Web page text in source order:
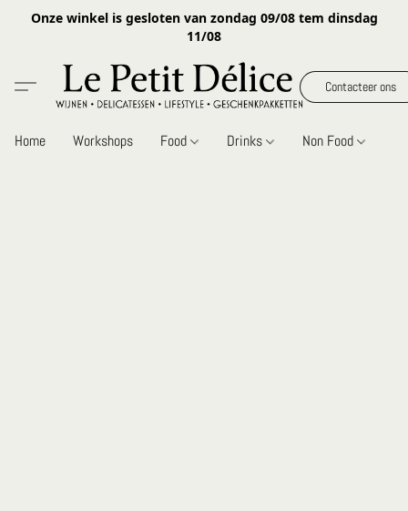
Onze winkel is gesloten van zondag 09/08 tem dinsdag
11/08
Contacteer ons
Home Workshops Food Drinks Non Food